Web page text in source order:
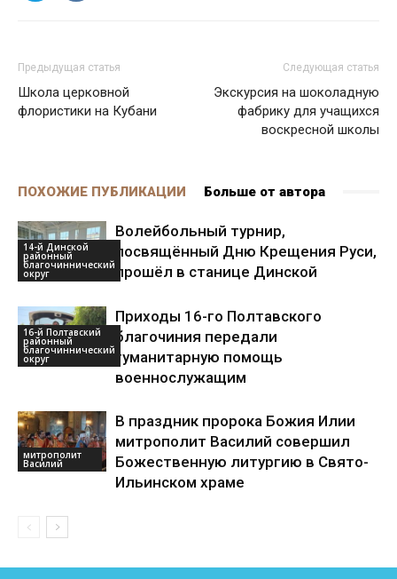
Предыдущая статья
Школа церковной
флористики на Кубани
Следующая статья
Экскурсия на шоколадную
фабрику для учащихся
воскресной школы
ПОХОЖИЕ ПУБЛИКАЦИИ Больше от автора
14-й Динской
районный
благочиннический
округ
Волейбольный турнир,
посвящённый Дню Крещения Руси,
прошёл в станице Динской
16-й Полтавский
районный
благочиннический
округ
Приходы 16-го Полтавского
благочиния передали
гуманитарную помощь
военнослужащим
митрополит
Василий
В праздник пророка Божия Илии
митрополит Василий совершил
Божественную литургию в Свято-
Ильинском храме